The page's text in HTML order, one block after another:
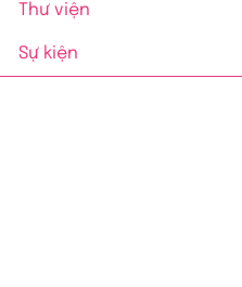
Thư viện
Sự kiện